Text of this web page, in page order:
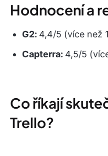
Hodnocení a
G2: 4,4/5 (více než
Capterra: 4,5/5
Co říkají
Trello?